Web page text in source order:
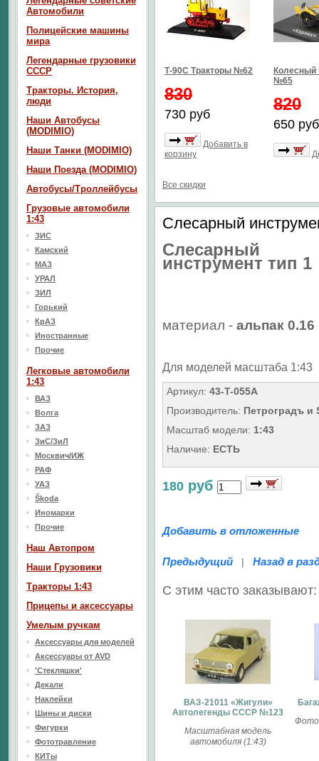
Т-90С Тракторы №62
830
730 руб
Добавить в
корзину
Колесный
№65
820
650 руб
Все скидки
Слесарный
Слесарный
инструмент тип 1
материал - альпак
Для моделей масштаба 1:43
Артикул: 43-T-055A
Производитель: Петроградъ и
Масштаб модели: 1:43
Наличие: ЕСТЬ
180 руб
Добавить в отложенные
Предыдущий | Назад в
С этим часто заказывают:
ВАЗ-21011 «Жигули»
Автолегенды СССР №123
Масштабная модель
автомобиля (1:43)
Автомобили
Полицейские машины
мира
Легендарные грузовики
СССР
Тракторы. История,
люди
Наши Автобусы
(MODIMIO)
Наши Танки (MODIMIO)
Наши Поезда (MODIMIO)
Автобусы/Троллейбусы
Грузовые автомобили
1:43
ЗИС
Камский
МАЗ
УРАЛ
ЗИЛ
Горький
КрАЗ
Иностранные
Прочие
Легковые автомобили
1:43
ВАЗ
Волга
ЗАЗ
ЗиС/ЗиЛ
Москвич/ИЖ
РАФ
УАЗ
Škoda
Иномарки
Прочие
Наш Aвтопром
Наши Грузовики
Тракторы 1:43
Прицепы и аксессуары
Умелым ручкам
Аксессуары для моделей
Аксессуары от AVD
'Стекляшки'
Декали
Наклейки
Шины и диски
Фигурки
Фототравление
КИТы